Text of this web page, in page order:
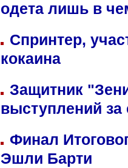
одета лишь в
Спринтер,
кокаина
Защитник
выступлений
Финал
Эшли Барти